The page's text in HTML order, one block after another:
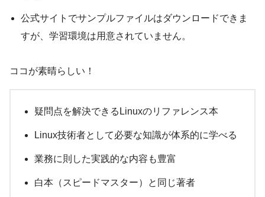
公式サイトでサンプルファイルはダウンロードできま
すが、学習環境は用意されていません。
ココが素晴らしい！
疑問点を解決できるLinuxのリファレンス本
Linux技術者として必要な知識が体系的に学べる
業務に則した実践的な内容も豊富
白本（スピードマスター）と同じ著者